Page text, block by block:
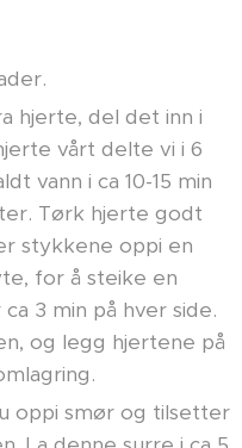
hjerte, del det inn i
vårt delte vi i 6
vann i ca 10-15 min
Tørk hjerte godt
stykkene oppi en
for å steike en
3 min på hver side.
og legg hjertene på
oppi smør og tilsetter